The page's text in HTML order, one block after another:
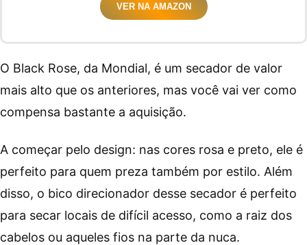
VER NA AMAZON
O Black Rose, da Mondial, é um secador de valor
mais alto que os anteriores, mas você vai ver como
compensa bastante a aquisição.
A começar pelo design: nas cores rosa e preto, ele é
perfeito para quem preza também por estilo. Além
disso, o bico direcionador desse secador é perfeito
para secar locais de difícil acesso, como a raiz dos
cabelos ou aqueles fios na parte da nuca.